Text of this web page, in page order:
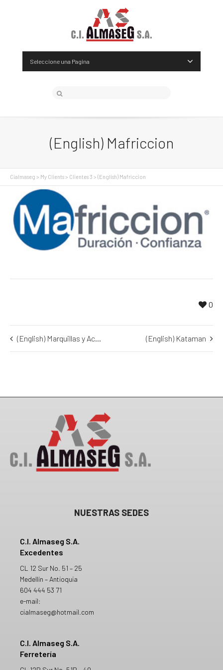
Seleccione una Pagina
(English) Mafriccion
Cialmaseg > My Clients> Clientes 3 > (English) Mafriccion
0
(English) Marquillas y Accesorios (English) Kataman
NUESTRAS SEDES
C.I. Almaseg S.A.
Excedentes
CL 12 Sur No. 51 – 25
Medellín – Antioquia
604 444 53 71
e-mail:
cialmaseg@hotmail.com
C.I. Almaseg S.A.
Ferretería